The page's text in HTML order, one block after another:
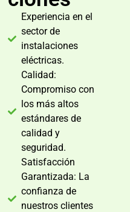
Experiencia en el
sector de
instalaciones
eléctricas.
Calidad:
Compromiso con
los más altos
estándares de
calidad y
seguridad.
Satisfacción
Garantizada: La
confianza de
nuestros clientes